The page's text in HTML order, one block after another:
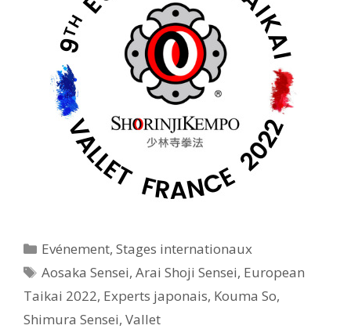
Catégories
Evénement,Stages internationaux
Étiquettes
Aosaka Sensei,Arai Shoji Sensei, European
Taikai 2022, Experts japonais, Kouma So,
Shimura Sensei, Vallet